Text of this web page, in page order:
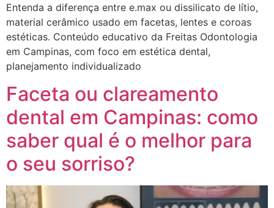
Entenda a diferença entre e.max ou dissilicato de lítio,
material cerâmico usado em facetas, lentes e coroas
estéticas. Conteúdo educativo da Freitas Odontologia
em Campinas, com foco em estética dental,
planejamento individualizado
Faceta ou clareamento
dental em Campinas: como
saber qual é o melhor para
o seu sorriso?